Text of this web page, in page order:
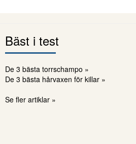
Bäst i test
De 3 bästa torrschampo »
De 3 bästa hårvaxen för killar »
Se fler artiklar »